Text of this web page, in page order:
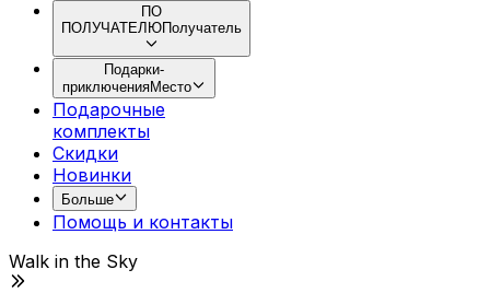
ПО
ПОЛУЧАТЕЛЮПолучатель
Подарки-
приключенияМесто
Подарочные
комплекты
Скидки
Новинки
Больше
Помощь и контакты
Walk in the Sky